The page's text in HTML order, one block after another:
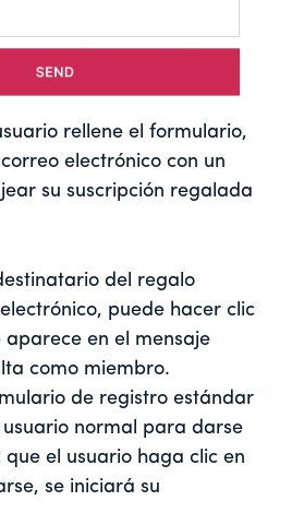
rellene el formulario,
electrónico con un
su suscripción regalada
del regalo
puede hacer clic
aparece en el mensaje
como miembro.
de registro estándar
normal para darse
el usuario haga clic en
se iniciará su